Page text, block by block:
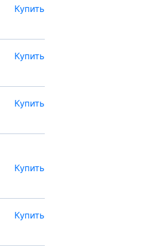
Купить
Купить
Купить
Купить
Купить